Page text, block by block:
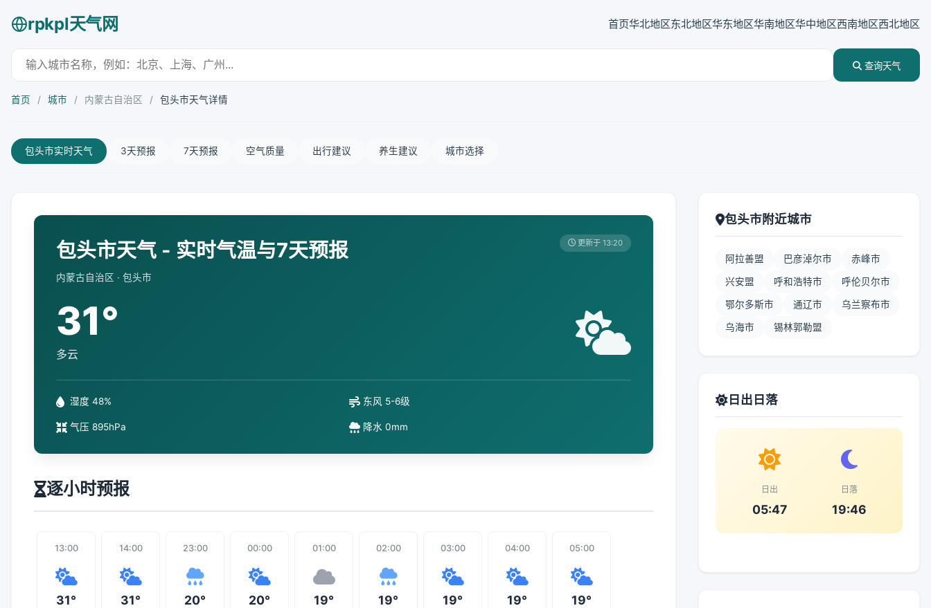
rpkpl天气网 首页华北地区东北地区华东地区华南地区华中地区西南地区西北地区
查询天气
首页 / 城市 / 内蒙古自治区 / 包头市天气详情
包头市实时天气 3天预报 7天预报 空气质量 出行建议 养生建议 城市选择
包头市天气 - 实时气温与7天预报
内蒙古自治区 · 包头市
更新于 13:20
31°
多云
湿度 48% 东风 5-6级
气压 895hPa 降水 0mm
逐小时预报
13:00
31°
14:00
31°
23:00
20°
00:00
20°
01:00
19°
02:00
19°
03:00
19°
04:00
19°
05:00
19°
包头市附近城市
阿拉善盟 巴彦淖尔市 赤峰市
兴安盟 呼和浩特市 呼伦贝尔市
鄂尔多斯市 通辽市 乌兰察布市
乌海市 锡林郭勒盟
日出日落
日出
05:47
日落
19:46